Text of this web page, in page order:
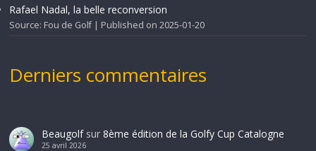
Rafael Nadal, la belle reconversion
Source: Fou de Golf Published on 2025-01-20
Derniers commentaires
Beaugolfsur 8ème édition de la Golfy Cup Catalogne
25 avril 2026